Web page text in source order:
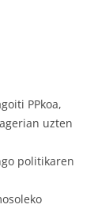
PPkoa,
uzten
politikaren